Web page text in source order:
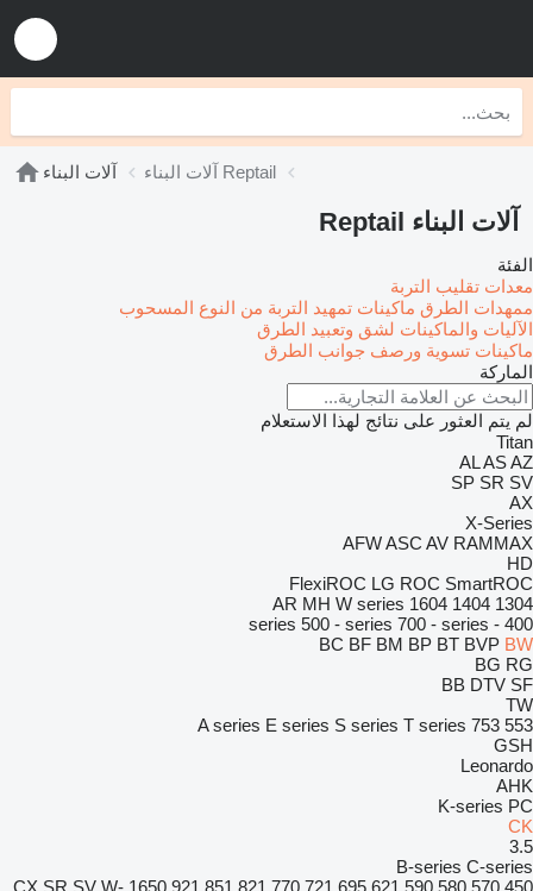
آلات البناء آلات البناء Reptail
آلات البناء Reptail
الفئة
معدات تقليب التربة
ممهدات الطرق ماكينات تمهيد التربة من النوع المسحوب
الآليات والماكينات لشق وتعبيد الطرق
ماكينات تسوية ورصف جوانب الطرق
الماركة
لم يتم العثور على نتائج لهذا الاستعلام
Titan
ALASAZ
SP SR SV
AX
X-Series
AFWASC AV RAMMAX
HD
FlexiROC LG ROC SmartROC
1304
1404
1604
AR MH W series
400 - series
500 - series 700 - series
BC BF BM BP BT BVP BW
BG RG
BB DTV SF
TW
553
753
A series E series S series T series
GSH
Leonardo
AHK
K-series PC
CK
3.5
B-series C-series
450
570
580
590
621
695
721
770
821
851
921
1650
CX SR SV W-